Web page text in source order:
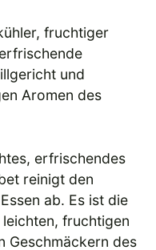
fruchtiger
und
Aromen des
erfrischendes
reinigt den
ab. Es ist die
fruchtigen
Geschmäckern des